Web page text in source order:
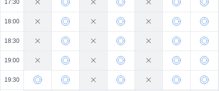
17:30
18:00
18:30
19:00
19:30